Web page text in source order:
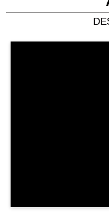
Tu vídeo